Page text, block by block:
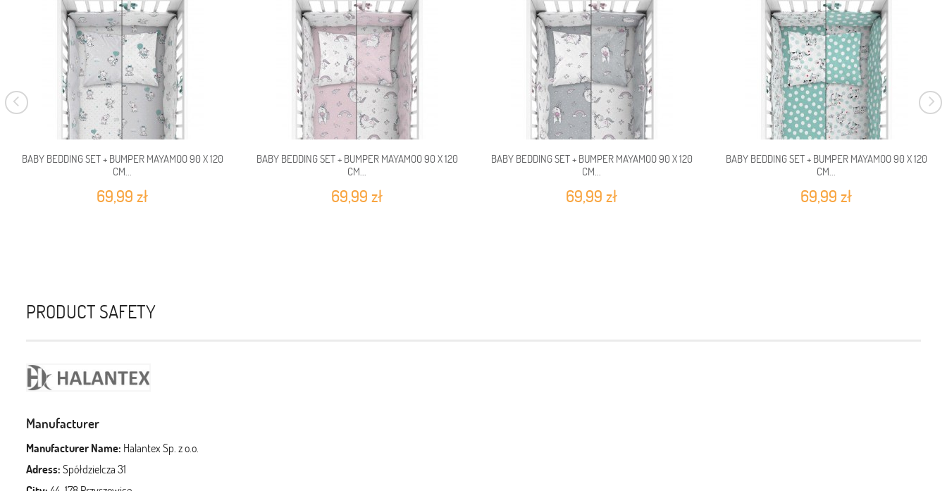
BABY BEDDING SET + BUMPER MAYAMOO 90 X 120
CM...
69,99 zł
BABY BEDDING SET + BUMPER MAYAMOO 90 X 120
CM...
69,99 zł
BABY BEDDING SET + BUMPER MAYAMOO 90 X 120
CM...
69,99 zł
BABY BEDDING SET + BUMPER MAYAMOO 90 X 120
CM...
69,99 zł
PRODUCT SAFETY
Manufacturer
Manufacturer Name: Halantex Sp. z o.o.
Adress:Spółdzielcza 31